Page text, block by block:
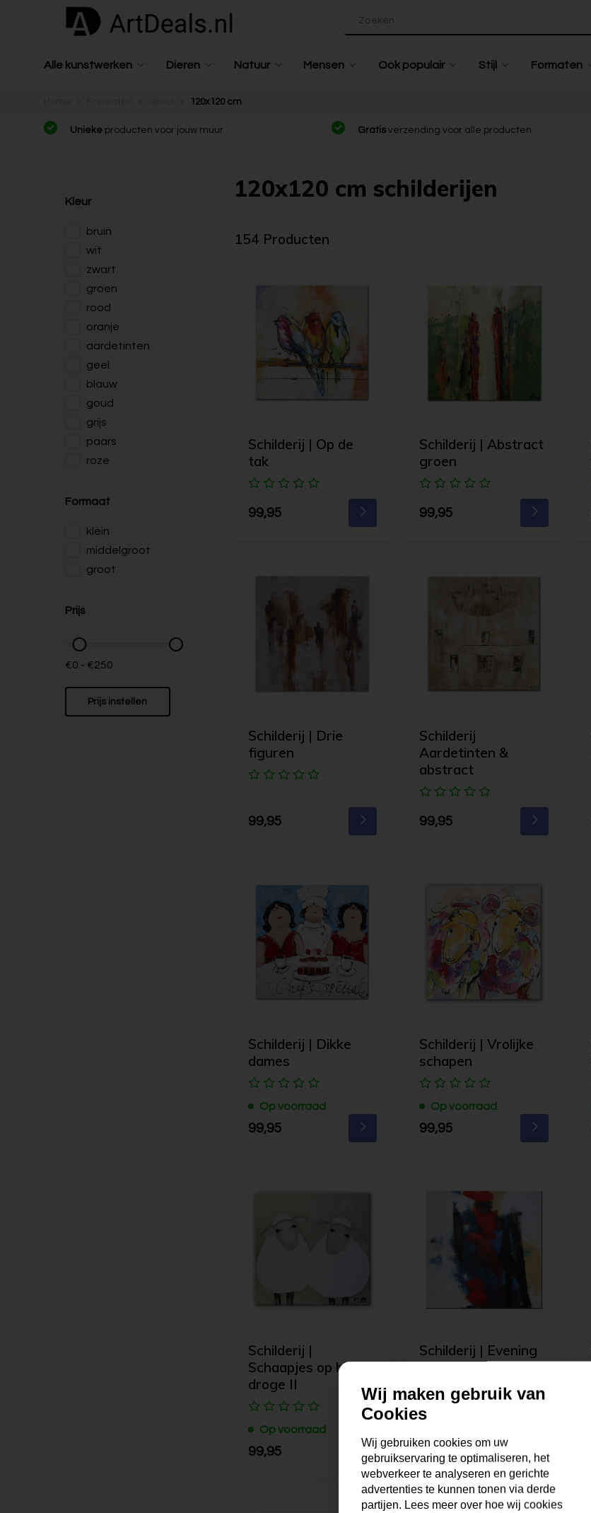
Alle kunstwerken Dieren Natuur Mensen Ook populair Stijl Formaten
120x120 cm
Unieke producten voor jouw muur Gratisverzending voor alle producten
Kleur
bruin
wit
zwart
groen
rood
oranje
aardetinten
geel
blauw
goud
grijs
paars
roze
Formaat
klein
middelgroot
groot
Prijs
€0 - €250
Prijs instellen
120x120 cm schilderijen
154 Producten
Schilderij | Op de
tak
99,95
Schilderij | Abstract
groen
99,95
Schilderij | Drie
figuren
99,95
Schilderij
Aardetinten &
abstract
99,95
Schilderij | Dikke
dames
Op voorraad
99,95
Schilderij | Vrolijke
schapen
Op voorraad
99,95
Schilderij |
Schaapjes op het
droge II
Op voorraad
99,95
Schilderij | Evening
Lake
220,-
Wij maken gebruik van
Cookies
Wij gebruiken cookies om uw
gebruikservaring te optimaliseren, het
webverkeer te analyseren en gerichte
advertenties te kunnen tonen via derde
partijen. Lees meer over hoe wij cookies